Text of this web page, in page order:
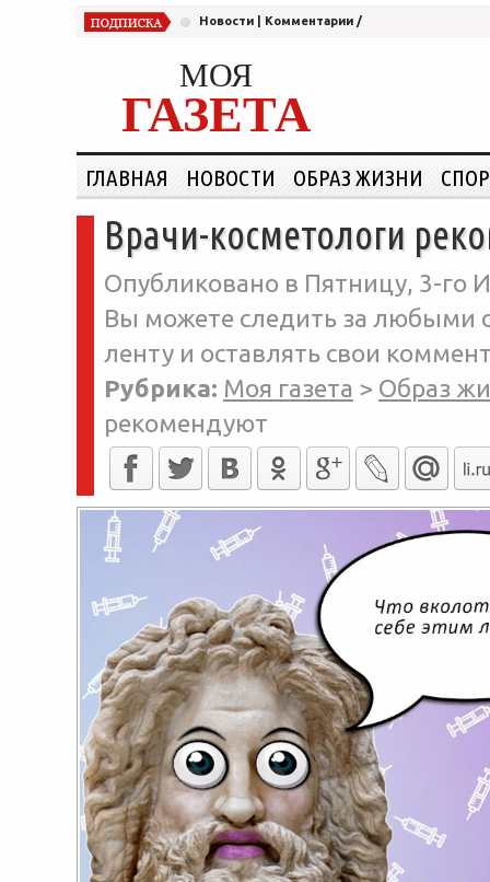
Новости Комментарии /
МОЯ
ГАЗЕТА
ГЛАВНАЯ НОВОСТИ ОБРАЗ ЖИЗНИ
Врачи-косметологи
Опубликовано в Пятницу, 3-го
Вы можете следить за любыми
ленту и оставлять свои
Рубрика: Моя газета > Образ
рекомендуют